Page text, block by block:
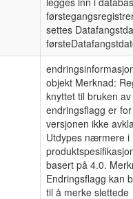
settes
objekt Merknad:
knyttet til bruken av
endringsflagg er
versjonen ikke
Utdypes nærmere i
basert på 4.0.
Endringsflagg kan
til å merke slettede